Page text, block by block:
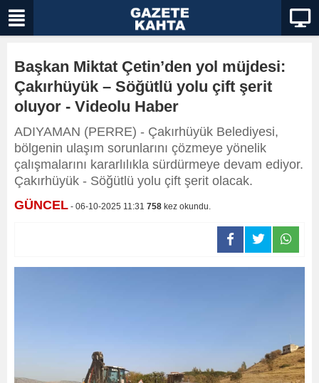
Başkan Miktat Çetin’den yol müjdesi:
Çakırhüyük – Söğütlü yolu çift şerit
oluyor - Videolu Haber
ADIYAMAN (PERRE) - Çakırhüyük Belediyesi,
bölgenin ulaşım sorunlarını çözmeye yönelik
çalışmalarını kararlılıkla sürdürmeye devam ediyor.
Çakırhüyük - Söğütlü yolu çift şerit olacak.
GÜNCEL - 06-10-2025 11:31 758 kez okundu.